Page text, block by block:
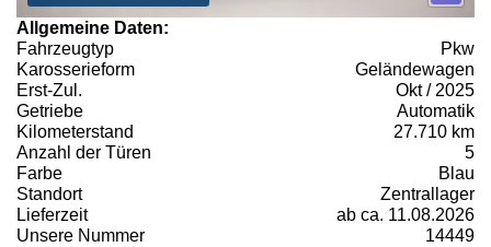
Allgemeine Daten:
Fahrzeugtyp
Pkw
Karosserieform
Geländewagen
Erst-Zul.
Okt / 2025
Getriebe
Automatik
Kilometerstand
27.710 km
Anzahl der Türen
5
Farbe
Blau
Standort
Zentrallager
Lieferzeit
ab ca. 11.08.2026
Unsere Nummer
14449